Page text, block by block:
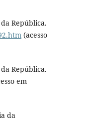
República.
(acesso
República.
em
da